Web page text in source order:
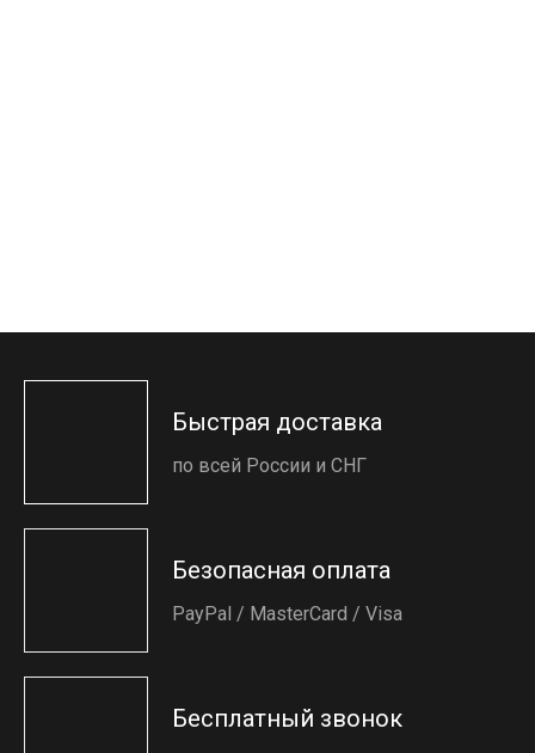
Быстрая доставка
по всей России и СНГ
Безопасная оплата
PayPal / MasterCard / Visa
Бесплатный звонок